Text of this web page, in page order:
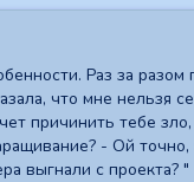
Раз за разом
что мне нельзя
причинить тебе
- Ой
выгнали с проекта? "